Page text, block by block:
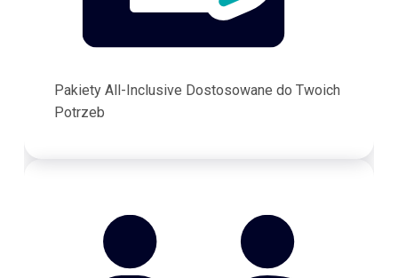
Pakiety All-Inclusive Dostosowane do Twoich
Potrzeb